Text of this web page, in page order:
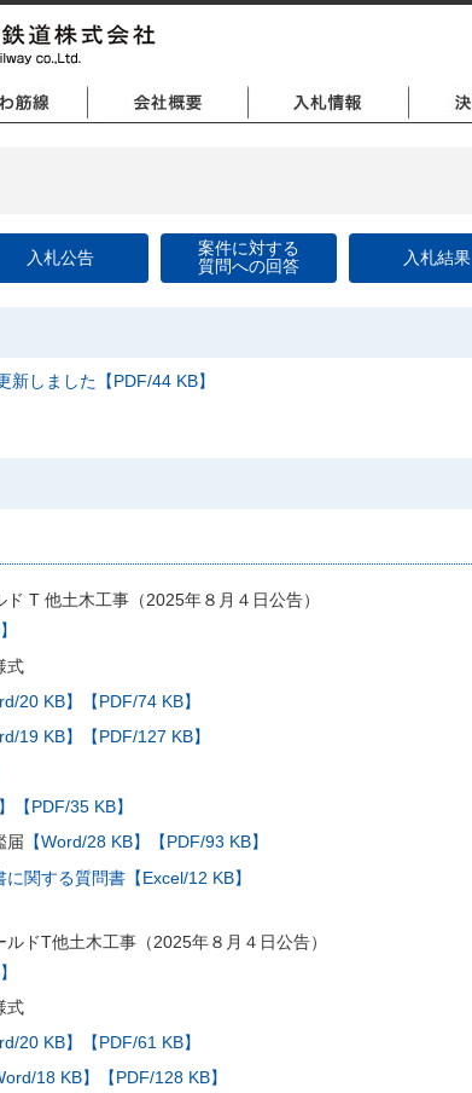
入札公告
案件に対する
質問への回答
入札結果
新しました【PDF/44 KB】
T 他土木工事（2025年８月４日公告）
式
20 KB】
【PDF/74 KB】
19 KB】
【PDF/127 KB】
【PDF/35 KB】
届 【Word/28 KB】
【PDF/93 KB】
関する質問書【Excel/12 KB】
ドT他土木工事（2025年８月４日公告）
式
20 KB】
【PDF/61 KB】
18 KB】
【PDF/128 KB】